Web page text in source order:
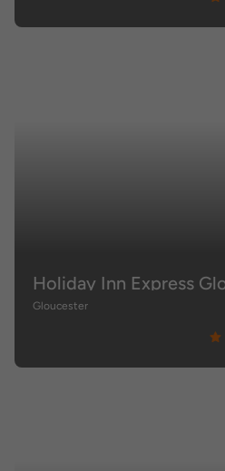
Holiday Inn Express
Gloucester